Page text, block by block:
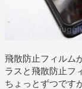
飛散防止フィルム
ラスと飛散防止フ
ちょっとずつです